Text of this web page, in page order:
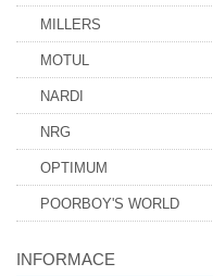
MILLERS
MOTUL
NARDI
NRG
OPTIMUM
POORBOY'S WORLD
INFORMACE